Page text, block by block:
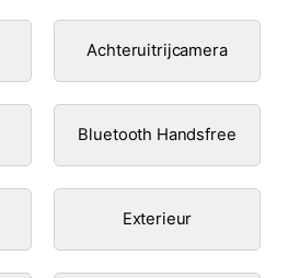
Achteruitrijcamera
Bluetooth Handsfree
Exterieur